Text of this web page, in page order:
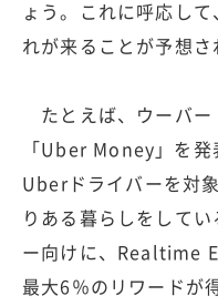
ょう。これに呼応し
れが来ることが予想さ
たとえば、ウーバ
「Uber Money」を
Uberドライバーを対
りある暮らしをして
ー向けに、Realtime
最大6％のリワードが